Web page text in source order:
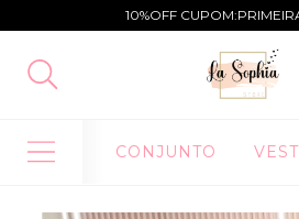
10%OFF
CONJUNTO